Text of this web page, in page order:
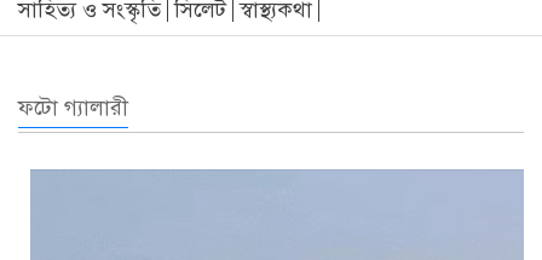
সাহিত্য ও সংস্কৃতি সিলেট স্বাস্থ্যকথা
ফটো গ্যালারী